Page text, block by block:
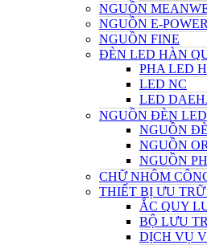
NGUỒN
NGUỒN E-POWER
NGUỒN FINE
ĐÈN LED HÀN
PHA LED
LED NC
LED
NGUỒN ĐÈN LED
NGUỒN
NGUỒN
NGUỒN
CHỮ NHÔM
THIẾT BỊ ƯU
ẮC QUY
BỘ LƯU
DỊCH VỤ